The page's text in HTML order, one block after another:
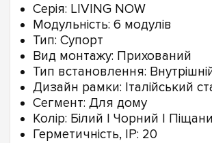
Серія: LIVING NOW
Модульність: 6 модулів
Тип: Супорт
Вид монтажу: Прихований
Тип встановлення:
Дизайн рамки: Італійський
Сегмент: Для дому
Колір: Білий | Чорний |
Герметичність, IP: 20